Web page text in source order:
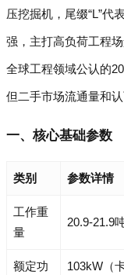
压挖掘机，尾缀“L”代
强，主打高负荷工程
全球工程领域公认的
但二手市场流通量和
一、核心基础参数
类别 参数详情
工作重
量
20.9-21.9
额定功
103kW（